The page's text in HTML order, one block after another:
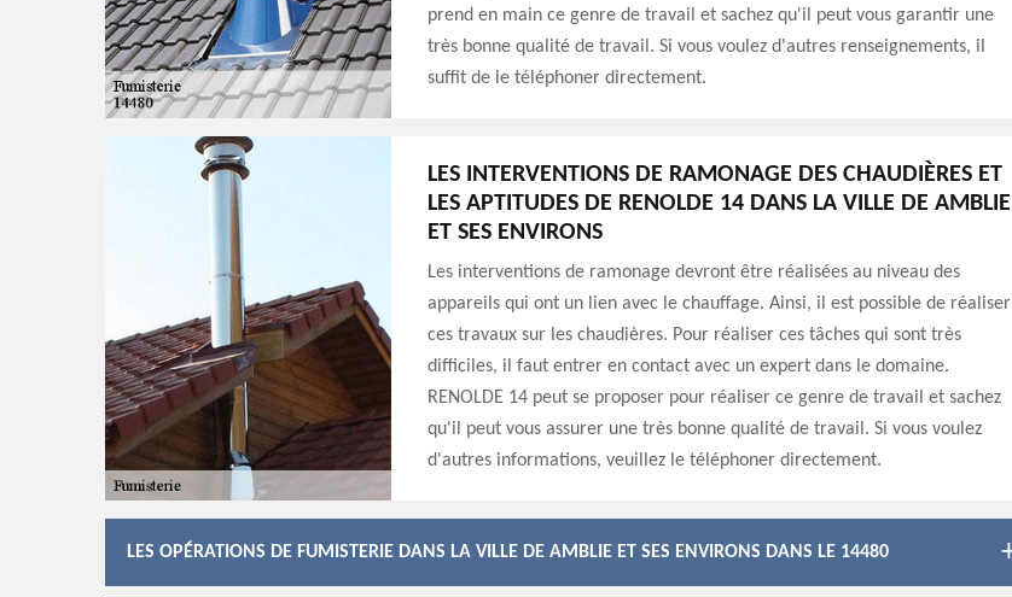
prend en main ce genre de travail et sachez qu'il peut vous garantir une
très bonne qualité de travail. Si vous voulez d'autres renseignements, il
suffit de le téléphoner directement.
LES INTERVENTIONS DE RAMONAGE DES CHAUDIÈRES ET
LES APTITUDES DE RENOLDE 14 DANS LA VILLE DE AMBLIE
ET SES ENVIRONS
Les interventions de ramonage devront être réalisées au niveau des
appareils qui ont un lien avec le chauffage. Ainsi, il est possible de réaliser
ces travaux sur les chaudières. Pour réaliser ces tâches qui sont très
difficiles, il faut entrer en contact avec un expert dans le domaine.
RENOLDE 14 peut se proposer pour réaliser ce genre de travail et sachez
qu'il peut vous assurer une très bonne qualité de travail. Si vous voulez
d'autres informations, veuillez le téléphoner directement.
LES OPÉRATIONS DE FUMISTERIE DANS LA VILLE DE AMBLIE ET SES ENVIRONS DANS LE 14480